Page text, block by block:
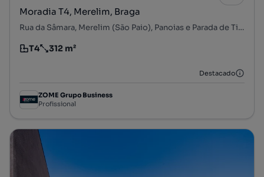
Moradia T4, Merelim, Braga
Rua da Sâmara, Merelim (São Paio), Panoias e Parada de Tibães, Braga, Braga
Tipologia
T4
Preço por metro quadrado
312 m²
Destacado
ZOME Grupo Business
Profissional